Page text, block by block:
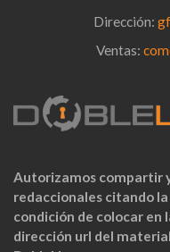
Dirección:
Ventas:
Autorizamos compartir
redaccionales citando
condición de colocar
dirección url del